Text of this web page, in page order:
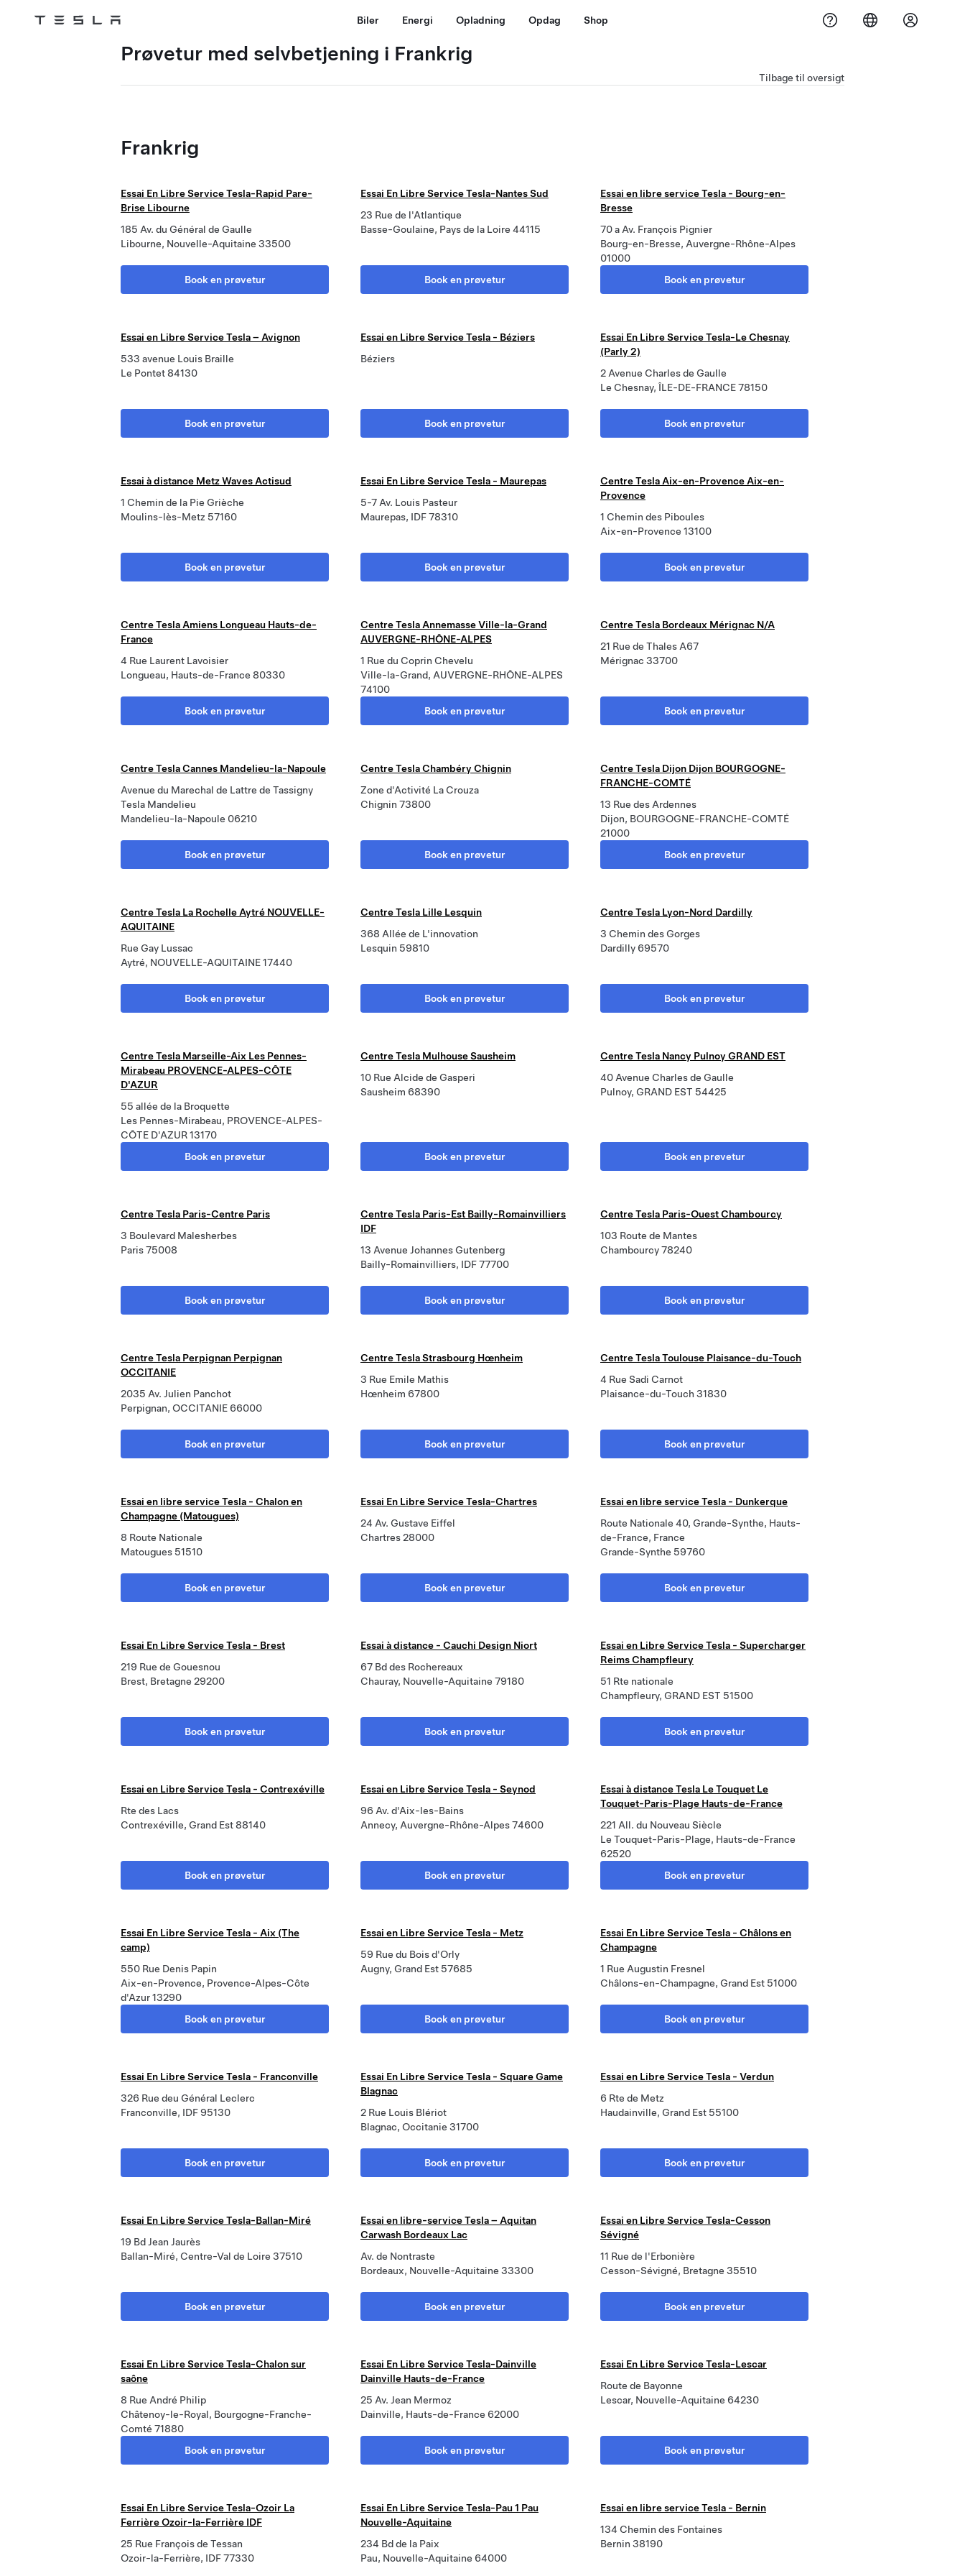
Tesla Biler Energi Opladning Opdag Shop
Prøvetur med selvbetjening i Frankrig
Tilbage til oversigt
Frankrig
Essai En Libre Service Tesla-Rapid Pare-
Brise Libourne
185 Av. du Général de Gaulle
Libourne, Nouvelle-Aquitaine 33500
Book en prøvetur
Essai En Libre Service Tesla-Nantes Sud
23 Rue de l'Atlantique
Basse-Goulaine, Pays de la Loire 44115
Book en prøvetur
Essai en libre service Tesla - Bourg-en-
Bresse
70 a Av. François Pignier
Bourg-en-Bresse, Auvergne-Rhône-Alpes
01000
Book en prøvetur
Essai en Libre Service Tesla – Avignon
533 avenue Louis Braille
Le Pontet 84130
Book en prøvetur
Essai en Libre Service Tesla - Béziers
Béziers
Book en prøvetur
Essai En Libre Service Tesla-Le Chesnay
(Parly 2)
2 Avenue Charles de Gaulle
Le Chesnay, ÎLE-DE-FRANCE 78150
Book en prøvetur
Essai à distance Metz Waves Actisud
1 Chemin de la Pie Grièche
Moulins-lès-Metz 57160
Book en prøvetur
Essai En Libre Service Tesla - Maurepas
5-7 Av. Louis Pasteur
Maurepas, IDF 78310
Book en prøvetur
Centre Tesla Aix-en-Provence Aix-en-
Provence
1 Chemin des Piboules
Aix-en-Provence 13100
Book en prøvetur
Centre Tesla Amiens Longueau Hauts-de-
France
4 Rue Laurent Lavoisier
Longueau, Hauts-de-France 80330
Book en prøvetur
Centre Tesla Annemasse Ville-la-Grand
AUVERGNE-RHÔNE-ALPES
1 Rue du Coprin Chevelu
Ville-la-Grand, AUVERGNE-RHÔNE-ALPES
74100
Book en prøvetur
Centre Tesla Bordeaux Mérignac N/A
21 Rue de Thales A67
Mérignac 33700
Book en prøvetur
Centre Tesla Cannes Mandelieu-la-Napoule
Avenue du Marechal de Lattre de Tassigny
Tesla Mandelieu
Mandelieu-la-Napoule 06210
Book en prøvetur
Centre Tesla Chambéry Chignin
Zone d'Activité La Crouza
Chignin 73800
Book en prøvetur
Centre Tesla Dijon Dijon BOURGOGNE-
FRANCHE-COMTÉ
13 Rue des Ardennes
Dijon, BOURGOGNE-FRANCHE-COMTÉ
21000
Book en prøvetur
Centre Tesla La Rochelle Aytré NOUVELLE-
AQUITAINE
Rue Gay Lussac
Aytré, NOUVELLE-AQUITAINE 17440
Book en prøvetur
Centre Tesla Lille Lesquin
368 Allée de L'innovation
Lesquin 59810
Book en prøvetur
Centre Tesla Lyon-Nord Dardilly
3 Chemin des Gorges
Dardilly 69570
Book en prøvetur
Centre Tesla Marseille-Aix Les Pennes-
Mirabeau PROVENCE-ALPES-CÔTE
D'AZUR
55 allée de la Broquette
Les Pennes-Mirabeau, PROVENCE-ALPES-
CÔTE D'AZUR 13170
Book en prøvetur
Centre Tesla Mulhouse Sausheim
10 Rue Alcide de Gasperi
Sausheim 68390
Book en prøvetur
Centre Tesla Nancy Pulnoy GRAND EST
40 Avenue Charles de Gaulle
Pulnoy, GRAND EST 54425
Book en prøvetur
Centre Tesla Paris-Centre Paris
3 Boulevard Malesherbes
Paris 75008
Book en prøvetur
Centre Tesla Paris-Est Bailly-Romainvilliers
IDF
13 Avenue Johannes Gutenberg
Bailly-Romainvilliers, IDF 77700
Book en prøvetur
Centre Tesla Paris-Ouest Chambourcy
103 Route de Mantes
Chambourcy 78240
Book en prøvetur
Centre Tesla Perpignan Perpignan
OCCITANIE
2035 Av. Julien Panchot
Perpignan, OCCITANIE 66000
Book en prøvetur
Centre Tesla Strasbourg Hœnheim
3 Rue Emile Mathis
Hœnheim 67800
Book en prøvetur
Centre Tesla Toulouse Plaisance-du-Touch
4 Rue Sadi Carnot
Plaisance-du-Touch 31830
Book en prøvetur
Essai en libre service Tesla - Chalon en
Champagne (Matougues)
8 Route Nationale
Matougues 51510
Book en prøvetur
Essai En Libre Service Tesla-Chartres
24 Av. Gustave Eiffel
Chartres 28000
Book en prøvetur
Essai en libre service Tesla - Dunkerque
Route Nationale 40, Grande-Synthe, Hauts-
de-France, France
Grande-Synthe 59760
Book en prøvetur
Essai En Libre Service Tesla - Brest
219 Rue de Gouesnou
Brest, Bretagne 29200
Book en prøvetur
Essai à distance - Cauchi Design Niort
67 Bd des Rochereaux
Chauray, Nouvelle-Aquitaine 79180
Book en prøvetur
Essai en Libre Service Tesla - Supercharger
Reims Champfleury
51 Rte nationale
Champfleury, GRAND EST 51500
Book en prøvetur
Essai en Libre Service Tesla - Contrexéville
Rte des Lacs
Contrexéville, Grand Est 88140
Book en prøvetur
Essai en Libre Service Tesla - Seynod
96 Av. d'Aix-les-Bains
Annecy, Auvergne-Rhône-Alpes 74600
Book en prøvetur
Essai à distance Tesla Le Touquet Le
Touquet-Paris-Plage Hauts-de-France
221 All. du Nouveau Siècle
Le Touquet-Paris-Plage, Hauts-de-France
62520
Book en prøvetur
Essai En Libre Service Tesla - Aix (The
camp)
550 Rue Denis Papin
Aix-en-Provence, Provence-Alpes-Côte
d'Azur 13290
Book en prøvetur
Essai en Libre Service Tesla - Metz
59 Rue du Bois d'Orly
Augny, Grand Est 57685
Book en prøvetur
Essai En Libre Service Tesla - Châlons en
Champagne
1 Rue Augustin Fresnel
Châlons-en-Champagne, Grand Est 51000
Book en prøvetur
Essai En Libre Service Tesla - Franconville
326 Rue deu Général Leclerc
Franconville, IDF 95130
Book en prøvetur
Essai En Libre Service Tesla - Square Game
Blagnac
2 Rue Louis Blériot
Blagnac, Occitanie 31700
Book en prøvetur
Essai en Libre Service Tesla - Verdun
6 Rte de Metz
Haudainville, Grand Est 55100
Book en prøvetur
Essai En Libre Service Tesla-Ballan-Miré
19 Bd Jean Jaurès
Ballan-Miré, Centre-Val de Loire 37510
Book en prøvetur
Essai en libre-service Tesla – Aquitan
Carwash Bordeaux Lac
Av. de Nontraste
Bordeaux, Nouvelle-Aquitaine 33300
Book en prøvetur
Essai en Libre Service Tesla-Cesson
Sévigné
11 Rue de l'Erbonière
Cesson-Sévigné, Bretagne 35510
Book en prøvetur
Essai En Libre Service Tesla-Chalon sur
saône
8 Rue André Philip
Châtenoy-le-Royal, Bourgogne-Franche-
Comté 71880
Book en prøvetur
Essai En Libre Service Tesla-Dainville
Dainville Hauts-de-France
25 Av. Jean Mermoz
Dainville, Hauts-de-France 62000
Book en prøvetur
Essai En Libre Service Tesla-Lescar
Route de Bayonne
Lescar, Nouvelle-Aquitaine 64230
Book en prøvetur
Essai En Libre Service Tesla-Ozoir La
Ferrière Ozoir-la-Ferrière IDF
25 Rue François de Tessan
Ozoir-la-Ferrière, IDF 77330
Essai En Libre Service Tesla-Pau 1 Pau
Nouvelle-Aquitaine
234 Bd de la Paix
Pau, Nouvelle-Aquitaine 64000
Essai en libre service Tesla - Bernin
134 Chemin des Fontaines
Bernin 38190